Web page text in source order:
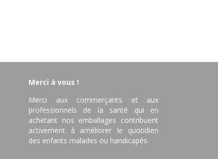
Merci à vous !
Merci aux commerçants et aux
professionnels de la santé qui en
achetant nos emballages contribuent
activement à améliorer le quotidien
des enfants malades ou handicapés.